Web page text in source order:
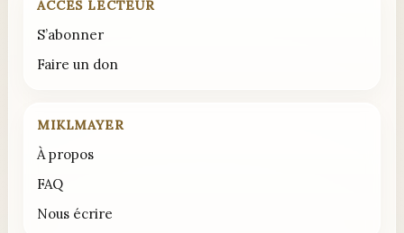
ACCÈS LECTEUR
S’abonner
Faire un don
MIKLMAYER
À propos
FAQ
Nous écrire